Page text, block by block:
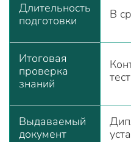
Длительность
подготовки
В
Итоговая
проверка
знаний
Выдаваемый
документ